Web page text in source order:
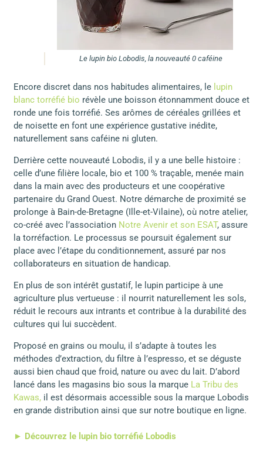
Le lupin bio Lobodis, la nouveauté 0 caféine
Encore discret dans nos habitudes alimentaires, le lupin
blanc torréfié bio révèle une boisson étonnamment douce et
ronde une fois torréfié. Ses arômes de céréales grillées et
de noisette en font une expérience gustative inédite,
naturellement sans caféine ni gluten.
Derrière cette nouveauté Lobodis, il y a une belle histoire :
celle d’une filière locale, bio et 100 % traçable, menée main
dans la main avec des producteurs et une coopérative
partenaire du Grand Ouest. Notre démarche de proximité se
prolonge à Bain-de-Bretagne (Ille-et-Vilaine), où notre atelier,
co-créé avec l’association Notre Avenir et son ESAT, assure
la torréfaction. Le processus se poursuit également sur
place avec l’étape du conditionnement, assuré par nos
collaborateurs en situation de handicap.
En plus de son intérêt gustatif, le lupin participe à une
agriculture plus vertueuse : il nourrit naturellement les sols,
réduit le recours aux intrants et contribue à la durabilité des
cultures qui lui succèdent.
Proposé en grains ou moulu, il s’adapte à toutes les
méthodes d’extraction, du filtre à l’espresso, et se déguste
aussi bien chaud que froid, nature ou avec du lait. D’abord
lancé dans les magasins bio sous la marque La Tribu des
Kawas,il est désormais accessible sous la marque Lobodis
en grande distribution ainsi que sur notre boutique en ligne.
► Découvrez le lupin bio torréfié Lobodis